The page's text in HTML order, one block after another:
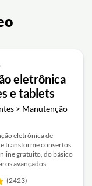
eletrônica
e tablets
> Manutenção
eletrônica de
transforme consertos
gratuito, do básico
avançados.
(2423)